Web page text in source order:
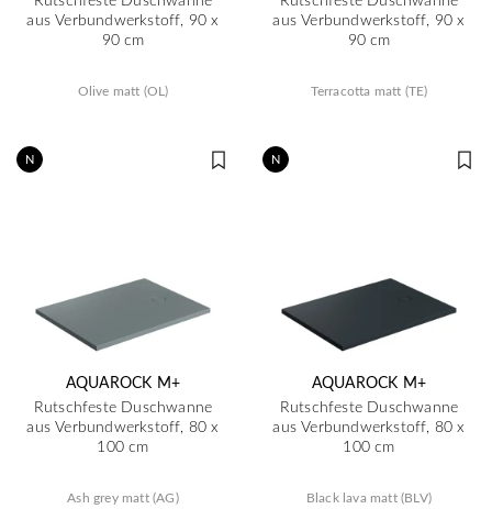
aus Verbundwerkstoff, 90 x
90 cm
Olive matt (OL)
aus Verbundwerkstoff, 90 x
90 cm
Terracotta matt (TE)
N
AQUAROCK M+
Rutschfeste Duschwanne
aus Verbundwerkstoff, 80 x
100 cm
Ash grey matt (AG)
N
AQUAROCK M+
Rutschfeste Duschwanne
aus Verbundwerkstoff, 80 x
100 cm
Black lava matt (BLV)